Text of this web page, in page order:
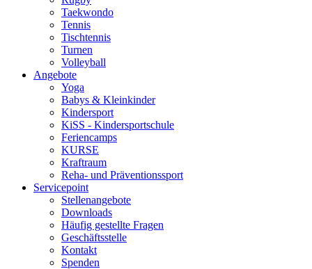
Taekwondo
Tennis
Tischtennis
Turnen
Volleyball
Angebote
Yoga
Babys & Kleinkinder
Kindersport
KiSS - Kindersportschule
Feriencamps
KURSE
Kraftraum
Reha- und Präventionssport
Servicepoint
Stellenangebote
Downloads
Häufig gestellte Fragen
Geschäftsstelle
Kontakt
Spenden